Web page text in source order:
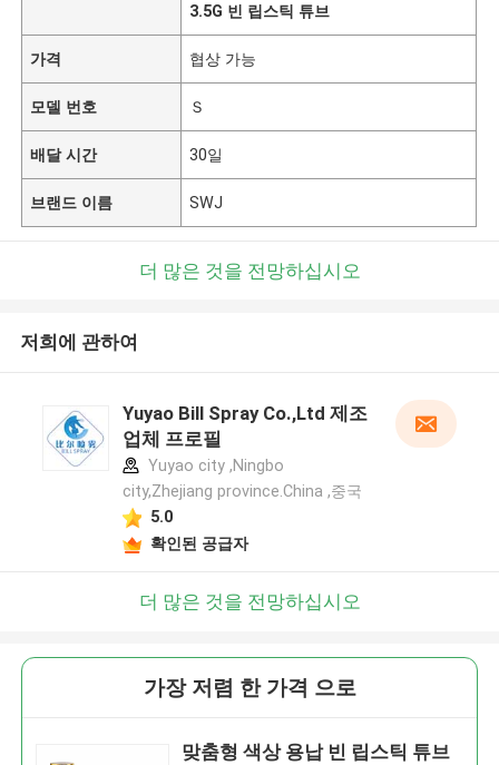
3.5G 빈 립스틱 튜브
가격 협상 가능
모델 번호 Ｓ
배달 시간 30일
브랜드 이름 SWJ
더 많은 것을 전망하십시오
저희에 관하여
Yuyao Bill Spray Co.,Ltd 제조
업체 프로필
Yuyao city ,Ningbo
city,Zhejiang province.China ,중국
5.0
확인된 공급자
더 많은 것을 전망하십시오
가장 저렴 한 가격 으로
맞춤형 색상 용납 빈 립스틱 튜브